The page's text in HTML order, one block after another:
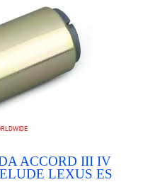
ACCORD III IV
LEXUS ES